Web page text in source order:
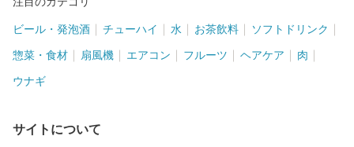
ビール・発泡酒 チューハイ 水 お茶飲料 ソフトドリンク
惣菜・食材 扇風機 エアコン フルーツ ヘアケア 肉
ウナギ
サイトについて